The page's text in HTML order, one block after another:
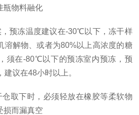
瓶物料融化
冻温度建议在-30℃以下，冻干样
溶解物、或者为80%以上高浓度的糖
须在-80℃以下的预冻室内预冻，预
议在48小时以上。
下时，必须轻放在橡胶等柔软物
损而漏真空